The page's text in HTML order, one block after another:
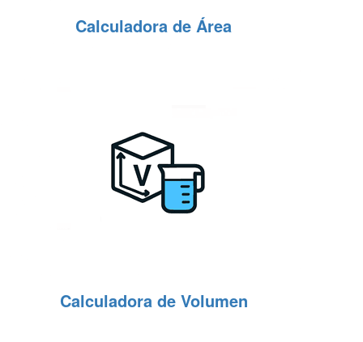
Calculadora de Área
Calculadora de Volumen